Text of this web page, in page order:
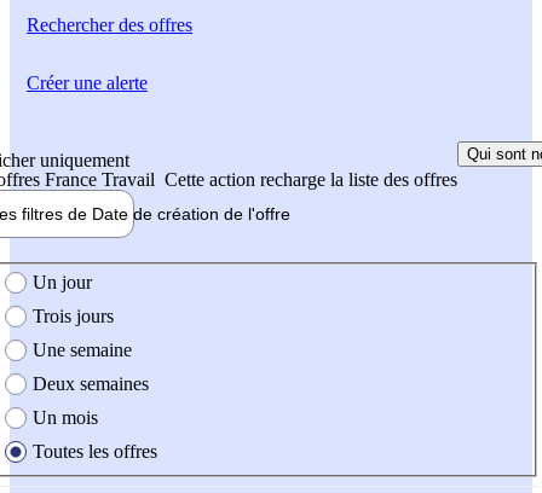
Rechercherdes offres
uniquement
France Travail Cette action recharge la liste des offres
Qui sont
filtres de Date de création de l'offre
création de l'offre
Un jour
Trois jours
Une semaine
Deux semaines
Un mois
Toutes les offres
Créer une alerte